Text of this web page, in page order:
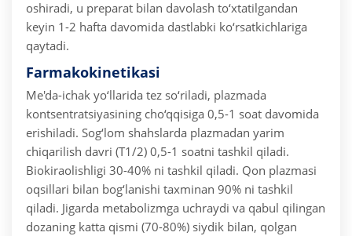
oshiradi, u preparat bilan davolash to‘xtatilgandan
keyin 1-2 hafta davomida dastlabki ko‘rsatkichlariga
qaytadi.
Farmakokinetikasi
Me'da-ichak yo‘llarida tez so‘riladi, plazmada
kontsentratsiyasining cho‘qqisiga 0,5-1 soat davomida
erishiladi. Sog‘lom shahslarda plazmadan yarim
chiqarilish davri (T1/2) 0,5-1 soatni tashkil qiladi.
Biokiraolishligi 30-40% ni tashkil qiladi. Qon plazmasi
oqsillari bilan bog‘lanishi taxminan 90% ni tashkil
qiladi. Jigarda metabolizmga uchraydi va qabul qilingan
dozaning katta qismi (70-80%) siydik bilan, qolgan